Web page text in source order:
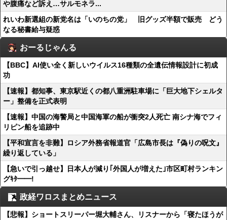
や腹痛など訴え…サルモネラ...
れいわ新選組の新党名は「いのちの党」 旧グッズ半額で販売 どう
なる秘書給与疑惑
おーるじゃんる
【BBC】AI使い全く新しいウイルス16種類の全遺伝情報設計に初成
功
【速報】都知事、東京駅近くの都八重洲駐車場に「巨大地下シェルタ
ー」整備を正式表明
【速報】中国の海警局と中国海軍の船が衝突2人死亡 南シナ海でフィ
リピン船を追跡中
【平和宣言を非難】ロシア外務省報道官「広島市長は『偽りの呪文』
繰り返している」
【急いで引っ越せ】日本人が減り｢外国人が増えた｣市区町村ランキン
グｷﾀ━━!
政経ワロスまとめニュース
【悲報】ショートスリーパー堀大輔さん、リスナーから「寝たほうが